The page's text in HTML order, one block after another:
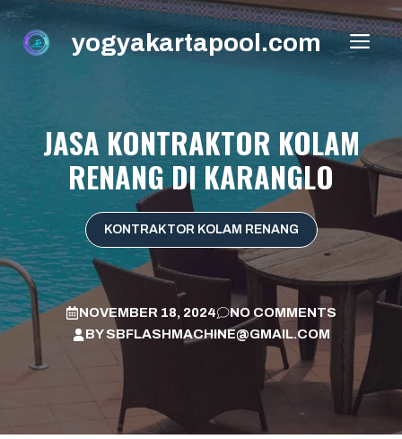
Skip
to
content
yogyakartapool.com
JASA KONTRAKTOR KOLAM
RENANG DI KARANGLO
KONTRAKTOR KOLAM RENANG
NOVEMBER 18, 2024
NO COMMENTS
BYSBFLASHMACHINE@GMAIL.COM